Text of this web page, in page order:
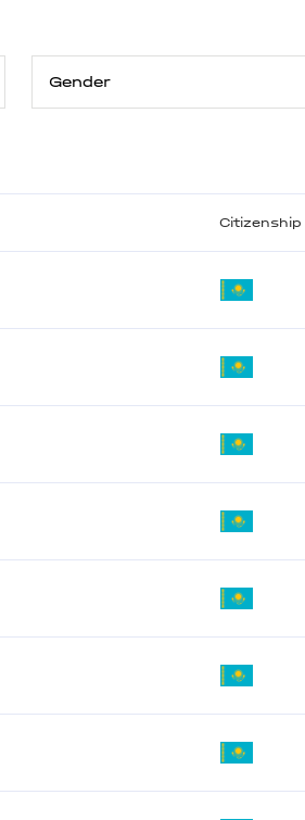
Citizenship